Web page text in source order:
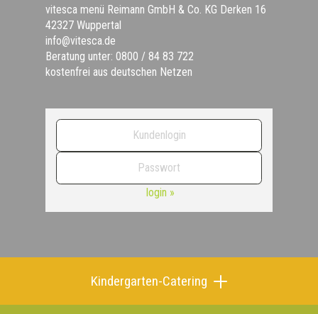
vitesca menü Reimann GmbH & Co. KG Derken 16
42327 Wuppertal
info@vitesca.de
Beratung unter: 0800 / 84 83 722
kostenfrei aus deutschen Netzen
login »
Kindergarten-Catering